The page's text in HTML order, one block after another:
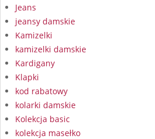
Jeans
jeansy damskie
Kamizelki
kamizelki damskie
Kardigany
Klapki
kod rabatowy
kolarki damskie
Kolekcja basic
kolekcja masełko